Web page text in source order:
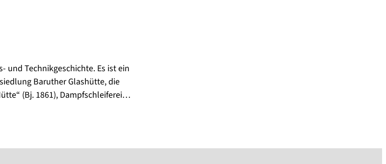
und Technikgeschichte. Es ist ein
Baruther Glashütte, die
(Bj. 1861), Dampfschleiferei
und Teil eines
UNESCO-Status des